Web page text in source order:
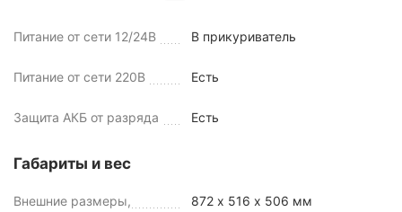
Питание от сети 12/24В В прикуриватель
Питание от сети 220В Есть
Защита АКБ от разряда Есть
Габариты и вес
Внешние размеры,
872 х 516 х 506 мм